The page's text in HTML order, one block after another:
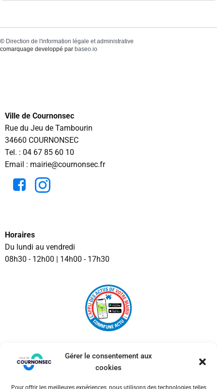
Gérer le consentement aux
cookies
Pour offrir les meilleures expériences, nous utilisons des technologies telles
© Direction de l'information légale et administrative
comarquage developpé par baseo.io
Ville de Cournonsec
Rue du Jeu de Tambourin
34660 COURNONSEC
Tel. : 04 67 85 60 10
Email : mairie@cournonsec.fr
Horaires
Du lundi au vendredi
08h30 - 12h00 | 14h00 - 17h30